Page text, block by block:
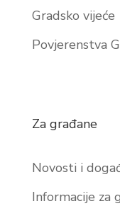
Gradsko vijeće
Povjerenstva
Za građane
Novosti i
Informacije za